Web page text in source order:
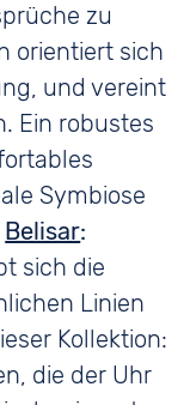
zu
orientiert sich
und vereint
Ein robustes
Symbiose
Belisar:
sich die
Linien
Kollektion:
die der Uhr